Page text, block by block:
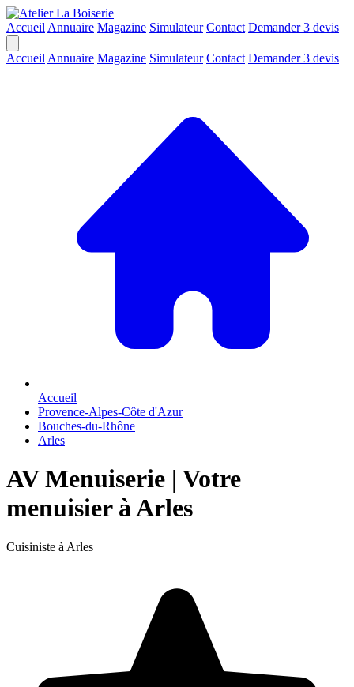
Accueil Annuaire Magazine Simulateur Contact Demander 3 devis
Accueil Annuaire Magazine Simulateur Contact Demander 3 devis
Accueil
Provence-Alpes-Côte d'Azur
Bouches-du-Rhône
Arles
AV Menuiserie | Votre
menuisier à Arles
Cuisiniste à Arles